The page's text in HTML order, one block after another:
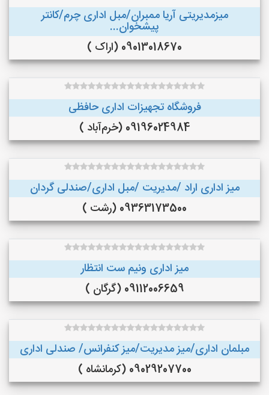
میزمدیریتی آریا ممبران/مبل اداری چرم/کانتر
پیشخوان...
09013018670 (اراک )
فروشگاه تجهیزات اداری حافظی
09196024984 (خرم‌آباد )
میز اداری اراد /مدیریت /مبل اداری/صندلی گردان
09363173500 (رشت )
میز اداری ونیم ست انتظار
09112006659 (گرگان )
مبلمان اداری/میز مدیریت/میز کنفرانس/ صندلی اداری
09029207700 (کرمانشاه )